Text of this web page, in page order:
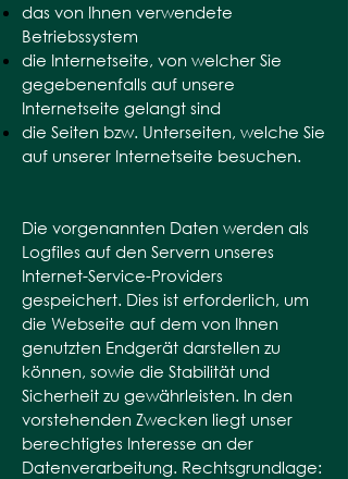
das von Ihnen verwendete
Betriebssystem
die Internetseite, von welcher Sie
gegebenenfalls auf unsere
Internetseite gelangt sind
die Seiten bzw. Unterseiten, welche Sie
auf unserer Internetseite besuchen.
Die vorgenannten Daten werden als
Logfiles auf den Servern unseres
Internet-Service-Providers
gespeichert. Dies ist erforderlich, um
die Webseite auf dem von Ihnen
genutzten Endgerät darstellen zu
können, sowie die Stabilität und
Sicherheit zu gewährleisten. In den
vorstehenden Zwecken liegt unser
berechtigtes Interesse an der
Datenverarbeitung. Rechtsgrundlage: